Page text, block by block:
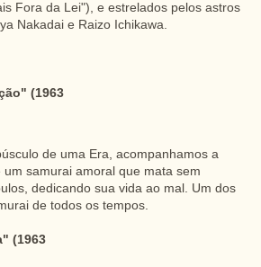
Fora da Lei"), e estrelados pelos astros
Nakadai e Raizo Ichikawa.
(1963
de uma Era, acompanhamos a
samurai amoral que mata sem
dedicando sua vida ao mal. Um dos
de todos os tempos.
(1963